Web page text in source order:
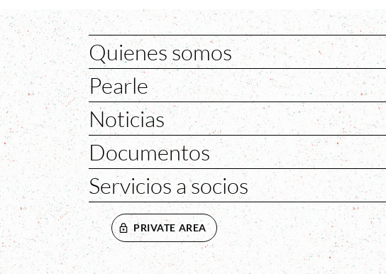
Quienes somos
Pearle
Noticias
Documentos
Servicios a socios
PRIVATE AREA